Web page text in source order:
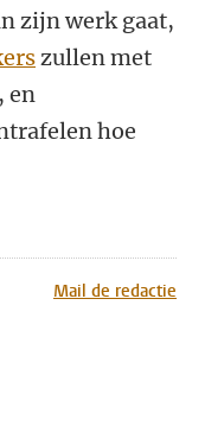
zijn werk gaat,
zullen met
en
hoe
Mail de redactie